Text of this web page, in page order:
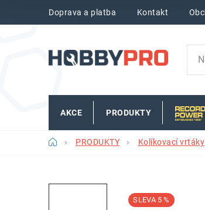
Doprava a platba Kontakt
AKCE PRODUKTY
DomůPRODUKTY Kolíkovací vrtáky
5 %